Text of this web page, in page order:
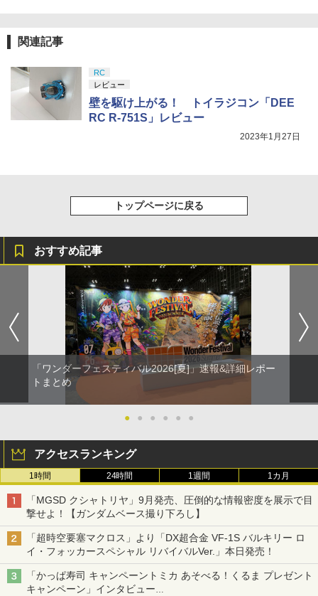
関連記事
RC
レビュー
壁を駆け上がる！ トイラジコン「DEE
RC R-751S」レビュー
2023年1月27日
トップページに戻る
おすすめ記事
「ワンダーフェスティバル2026[夏]」速報&詳細レポー
トまとめ
● ● ● ● ● ●
アクセスランキング
1時間 24時間 1週間 1カ月
「MGSD クシャトリヤ」9月発売、圧倒的な情報密度を展示で目
撃せよ！【ガンダムベース撮り下ろし】
「超時空要塞マクロス」より「DX超合金 VF-1S バルキリー ロ
イ・フォッカースペシャル リバイバルVer.」本日発売！
「かっぱ寿司 キャンペーントミカ あそべる！くるま プレゼント
キャンペーン」インタビュー